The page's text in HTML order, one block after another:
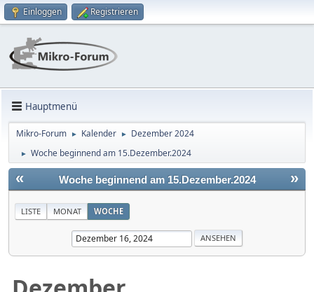
Einloggen Registrieren
Hauptmenü
Mikro-Forum ► Kalender ► Dezember 2024
► Woche beginnend am 15.Dezember.2024
« »
Woche beginnend am 15.Dezember.2024
LISTE MONAT WOCHE